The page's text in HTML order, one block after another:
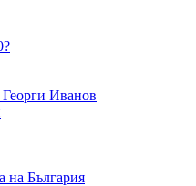
Иванов
на България